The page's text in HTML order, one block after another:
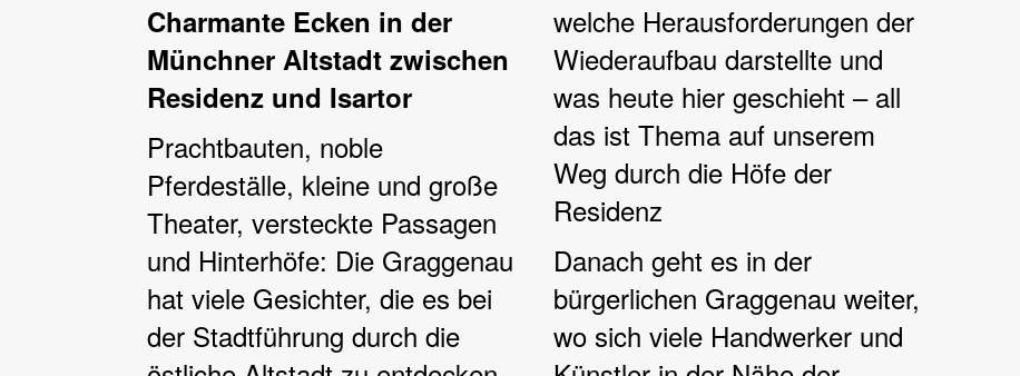
Charmante Ecken in der
Münchner Altstadt zwischen
Residenz und Isartor
Prachtbauten, noble
Pferdeställe, kleine und große
Theater, versteckte Passagen
und Hinterhöfe: Die Graggenau
hat viele Gesichter, die es bei
der Stadtführung durch die
welche Herausforderungen der
Wiederaufbau darstellte und
was heute hier geschieht – all
das ist Thema auf unserem
Weg durch die Höfe der
Residenz
Danach geht es in der
bürgerlichen Graggenau weiter,
wo sich viele Handwerker und